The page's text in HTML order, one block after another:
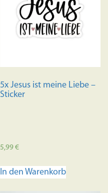
5x Jesus ist meine Liebe –
Sticker
5,99€
In den Warenkorb